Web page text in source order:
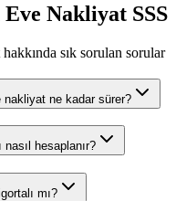
Nakliyat SSS
sık sorulan sorular
nakliyat ne kadar sürer?
hesaplanır?
mı?